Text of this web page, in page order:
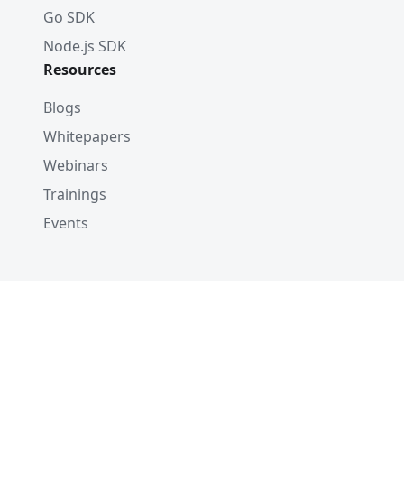
Go SDK
Node.js SDK
Resources
Blogs
Whitepapers
Webinars
Trainings
Events